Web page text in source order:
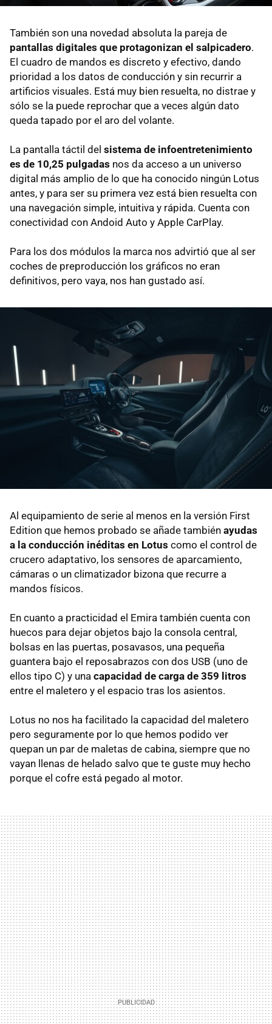
También son una novedad absoluta la pareja de
pantallas digitales que protagonizan el salpicadero.
El cuadro de mandos es discreto y efectivo, dando
prioridad a los datos de conducción y sin recurrir a
artificios visuales. Está muy bien resuelta, no distrae y
sólo se la puede reprochar que a veces algún dato
queda tapado por el aro del volante.
La pantalla táctil del sistema de infoentretenimiento
es de 10,25 pulgadas nos da acceso a un universo
digital más amplio de lo que ha conocido ningún Lotus
antes, y para ser su primera vez está bien resuelta con
una navegación simple, intuitiva y rápida. Cuenta con
conectividad con Andoid Auto y Apple CarPlay.
Para los dos módulos la marca nos advirtió que al ser
coches de preproducción los gráficos no eran
definitivos, pero vaya, nos han gustado así.
Al equipamiento de serie al menos en la versión First
Edition que hemos probado se añade también ayudas
a la conducción inéditas en Lotus como el control de
crucero adaptativo, los sensores de aparcamiento,
cámaras o un climatizador bizona que recurre a
mandos físicos.
En cuanto a practicidad el Emira también cuenta con
huecos para dejar objetos bajo la consola central,
bolsas en las puertas, posavasos, una pequeña
guantera bajo el reposabrazos con dos USB (uno de
ellos tipo C) y una capacidad de carga de 359 litros
entre el maletero y el espacio tras los asientos.
Lotus no nos ha facilitado la capacidad del maletero
pero seguramente por lo que hemos podido ver
quepan un par de maletas de cabina, siempre que no
vayan llenas de helado salvo que te guste muy hecho
porque el cofre está pegado al motor.